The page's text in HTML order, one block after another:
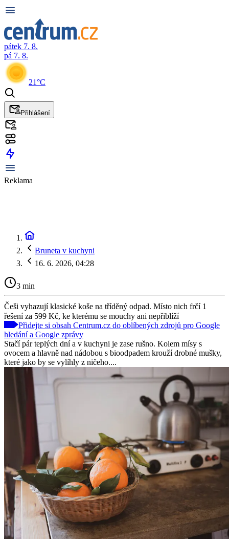
pátek 7. 8.
pá 7. 8.
21°C
Přihlášení
Reklama
Bruneta v kuchyni
16. 6. 2026, 04:28
3 min
Češi vyhazují klasické koše na tříděný odpad. Místo nich frčí 1
řešení za 599 Kč, ke kterému se mouchy ani nepřiblíží
Přidejte si obsah Centrum.cz do oblíbených zdrojů pro Google
hledání a Google zprávy
Stačí pár teplých dní a v kuchyni je zase rušno. Kolem mísy s
ovocem a hlavně nad nádobou s bioodpadem krouží drobné mušky,
které jako by se vylíhly z ničeho....